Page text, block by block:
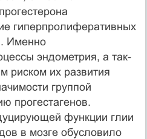
гиперпролиферативных
Именно
эндометрия, а так­
риском их развития
группой
прогестагенов.
функции глии
в мозге обусловило